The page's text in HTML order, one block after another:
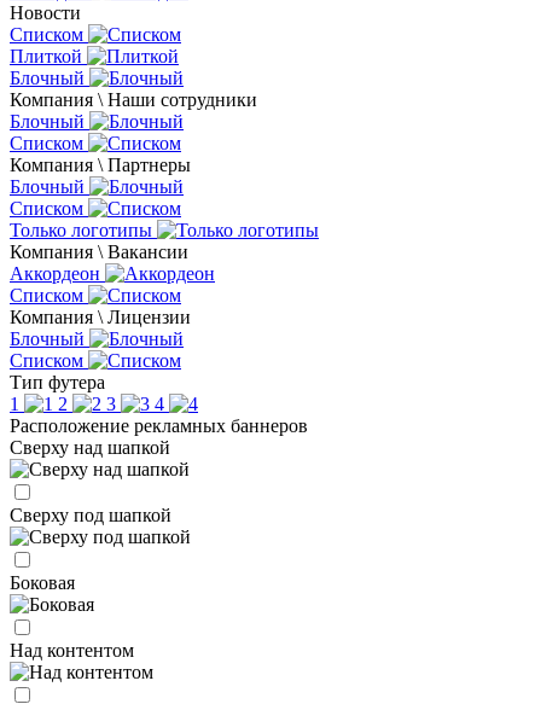
Новости
Списком
Плиткой
Блочный
Компания \ Наши сотрудники
Блочный
Списком
Компания \ Партнеры
Блочный
Списком
Только логотипы
Компания \ Вакансии
Аккордеон
Списком
Компания \ Лицензии
Блочный
Списком
Тип футера
1
2 3
4
Расположение рекламных баннеров
Сверху над шапкой
Сверху под шапкой
Боковая
Над контентом